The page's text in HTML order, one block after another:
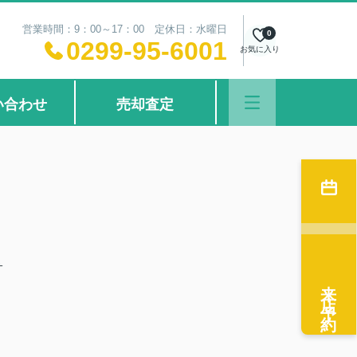
営業時間：9：00～17：00 定休日：水曜日
0299-95-6001 お気に入り
0
合わせ 売却査定
来店予約